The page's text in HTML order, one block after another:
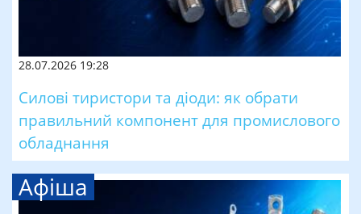
28.07.2026 19:28
Силові тиристори та діоди: як обрати
правильний компонент для промислового
обладнання
Афіша